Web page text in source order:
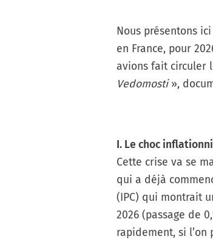
Nous présentons
en France, pour
avions fait circuler
Vedomosti»,
I. Le choc
Cette crise va se
qui a déjà
(IPC) qui montrait
2026 (passage de
rapidement, si l’on